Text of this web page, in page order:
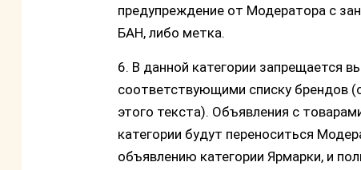
предупреждение от Модератора с
БАН, либо метка.
6. В данной категории запрещается
соответствующими списку брендов
этого текста). Объявления с
категории будут переноситься
объявлению категории Ярмарки, и